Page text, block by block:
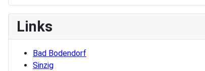
Links
Bad Bodendorf
Sinzig